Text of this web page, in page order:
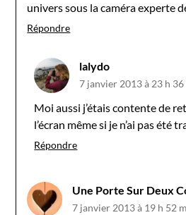
univers sous la caméra experte
Répondre
lalydo
7 janvier 2013 à 23 h
Moi aussi j’étais contente de
l’écran même si je n’ai pas été
Répondre
Une Porte Sur Deux
7 janvier 2013 à 19 h 52